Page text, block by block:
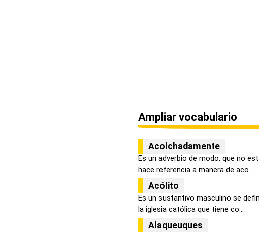
Ampliar vocabulario
Acolchadamente
Es un adverbio de modo, que no
hace referencia a manera de aco...
Acólito
Es un sustantivo masculino se
la iglesia católica que tiene co...
Alaqueuques